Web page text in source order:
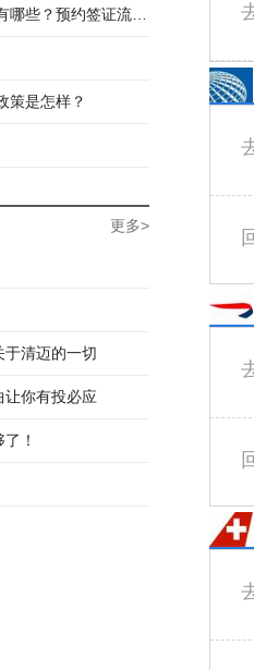
预约签证流程是怎样？
策是怎样？
更多>
于清迈的一切
让你有投必应
！